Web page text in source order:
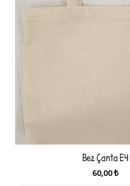
Bez Çanta E4
60,00 ₺